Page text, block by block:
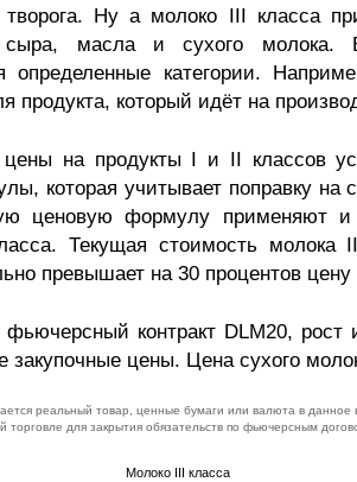
творога. Ну а молоко III класса
масла и сухого молока.
определенные категории.
продукта, который идёт на
на продукты I и II классов
которая учитывает поправку на
ценовую формулу применяют
Текущая стоимость молока
превышает на 30 процентов цену
контракт DLM20, рост
закупочные цены. Цена сухого
реальный товар, ценные бумаги или валюта в данное
торговле для закрытия обязательств по фьючерсным
Молоко III класса